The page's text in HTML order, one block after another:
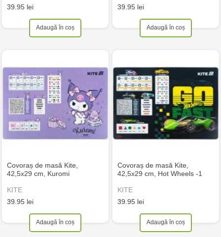
39.95 lei
Adaugă în coș
39.95 lei
Adaugă în coș
Covoraș de masă Kite,
42,5x29 cm, Kuromi
KITE
39.95 lei
Adaugă în coș
Covoraș de masă Kite,
42,5x29 cm, Hot Wheels -1
KITE
39.95 lei
Adaugă în coș